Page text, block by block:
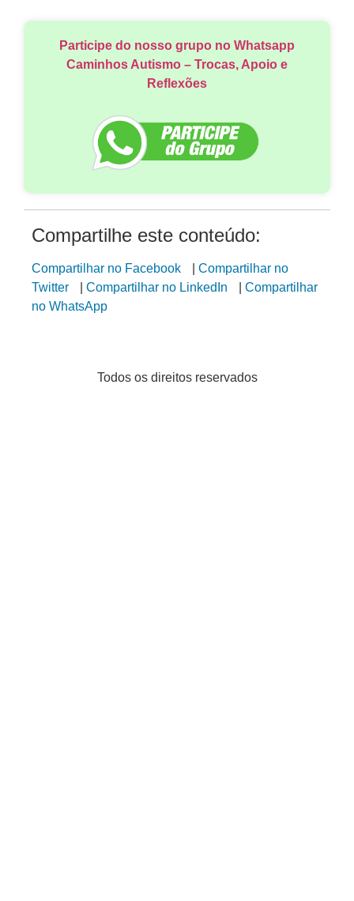
Participe do nosso grupo no Whatsapp
Caminhos Autismo – Trocas, Apoio e
Reflexões
Compartilhe este conteúdo:
Compartilhar no Facebook
Compartilhar no
Twitter
Compartilhar no LinkedIn
Compartilhar
no WhatsApp
Todos os direitos reservados